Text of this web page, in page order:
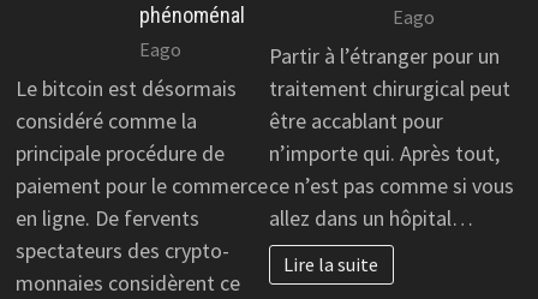
phénoménal
Eago
Le bitcoin est désormais
considéré comme la
principale procédure de
paiement pour le commerce
en ligne. De fervents
spectateurs des crypto-
monnaies considèrent ce
Eago
Partir à l’étranger pour un
traitement chirurgical peut
être accablant pour
n’importe qui. Après tout,
ce n’est pas comme si vous
allez dans un hôpital…
Lire la suite